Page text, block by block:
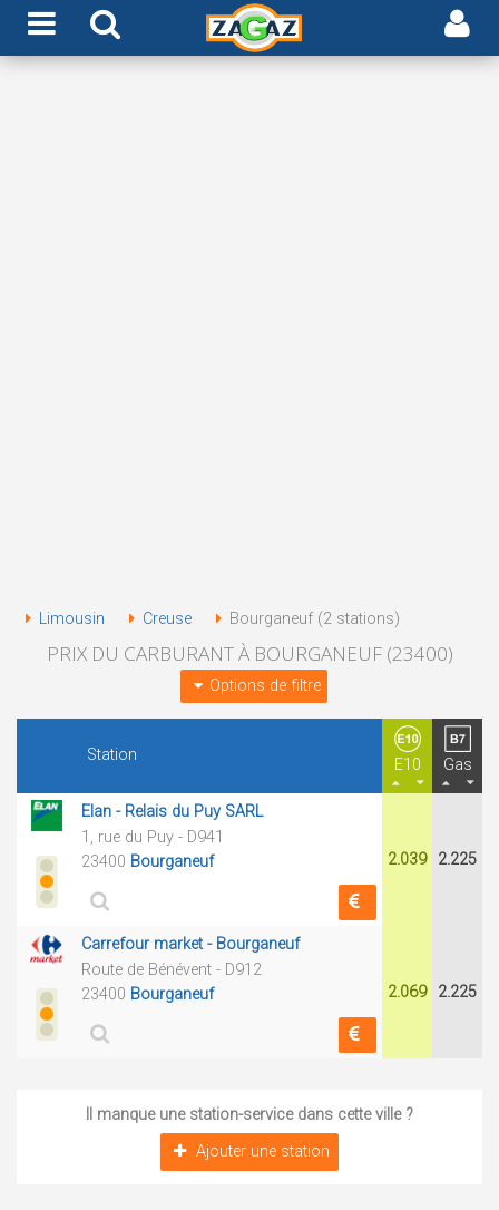
Limousin Creuse Bourganeuf (2 stations)
PRIX DU CARBURANT À BOURGANEUF (23400)
Options de filtre
Station
E10 Gas
Elan - Relais du Puy SARL
1, rue du Puy - D941
23400 Bourganeuf 2.039 2.225
Carrefour market - Bourganeuf
Route de Bénévent - D912
23400 Bourganeuf 2.069 2.225
Il manque une station-service dans cette ville ?
Ajouter une station